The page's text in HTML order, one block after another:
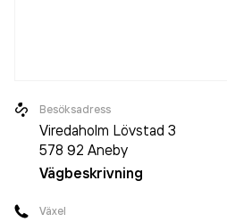
Besöksadress
Viredaholm Lövstad 3
578 92 Aneby
Vägbeskrivning
Växel